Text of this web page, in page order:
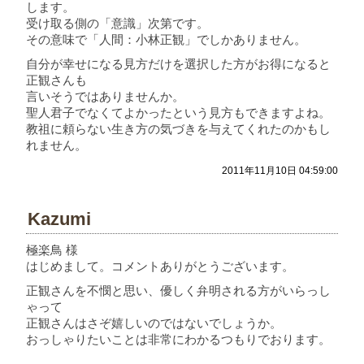
します。
受け取る側の「意識」次第です。
その意味で「人間：小林正観」でしかありません。
自分が幸せになる見方だけを選択した方がお得になると
正観さんも
言いそうではありませんか。
聖人君子でなくてよかったという見方もできますよね。
教祖に頼らない生き方の気づきを与えてくれたのかもし
れません。
2011年11月10日 04:59:00
Kazumi
極楽鳥 様
はじめまして。コメントありがとうございます。
正観さんを不憫と思い、優しく弁明される方がいらっし
ゃって
正観さんはさぞ嬉しいのではないでしょうか。
おっしゃりたいことは非常にわかるつもりでおります。